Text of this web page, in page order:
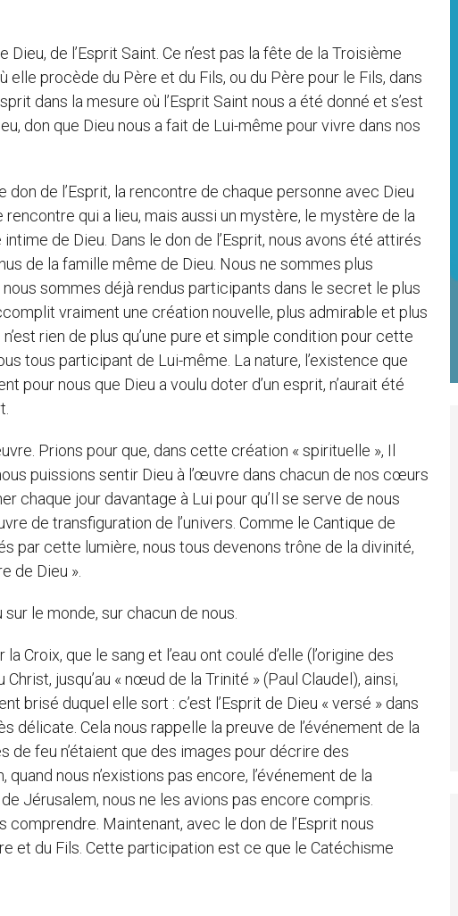
de l’Esprit Saint. Ce n’est pas la fête de la Troisième
procède du Père et du Fils, ou du Père pour le Fils, dans
dans la mesure où l’Esprit Saint nous a été donné et s’est
don que Dieu nous a fait de Lui-même pour vivre dans nos
don de l’Esprit, la rencontre de chaque personne avec Dieu
qui a lieu, mais aussi un mystère, le mystère de la
de Dieu. Dans le don de l’Esprit, nous avons été attirés
de la famille même de Dieu. Nous ne sommes plus
sommes déjà rendus participants dans le secret le plus
vraiment une création nouvelle, plus admirable et plus
rien de plus qu’une pure et simple condition pour cette
tous participant de Lui-même. La nature, l’existence que
pour nous que Dieu a voulu doter d’un esprit, n’aurait été
Prions pour que, dans cette création « spirituelle », Il
puissions sentir Dieu à l’œuvre dans chacun de nos cœurs
chaque jour davantage à Lui pour qu’Il se serve de nous
de transfiguration de l’univers. Comme le Cantique de
par cette lumière, nous tous devenons trône de la divinité,
de Dieu ».
le monde, sur chacun de nous.
que le sang et l’eau ont coulé d’elle (l’origine des
jusqu’au « nœud de la Trinité » (Paul Claudel), ainsi,
brisé duquel elle sort : c’est l’Esprit de Dieu « versé » dans
délicate. Cela nous rappelle la preuve de l’événement de la
feu n’étaient que des images pour décrire des
nous n’existions pas encore, l’événement de la
Jérusalem, nous ne les avions pas encore compris.
comprendre. Maintenant, avec le don de l’Esprit nous
et du Fils. Cette participation est ce que le Catéchisme